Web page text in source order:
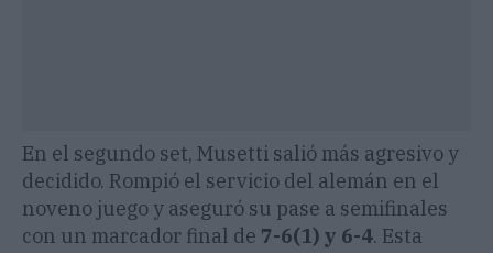
En el segundo set, Musetti salió más agresivo y
decidido. Rompió el servicio del alemán en el
noveno juego y aseguró su pase a semifinales
con un marcador final de 7-6(1) y 6-4. Esta